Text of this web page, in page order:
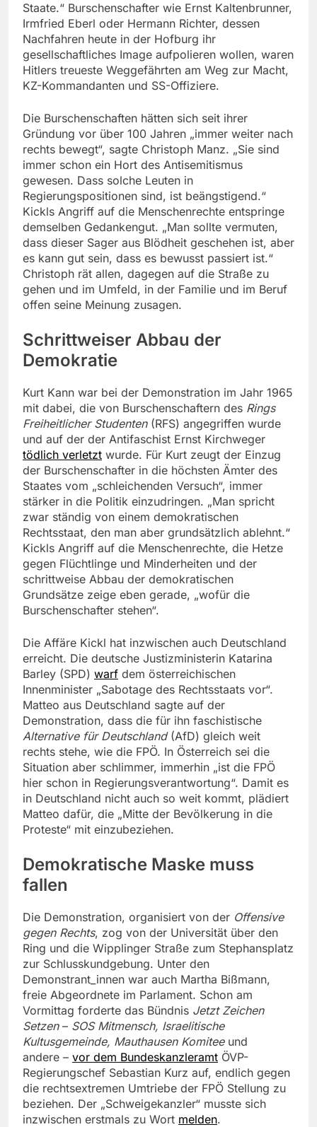
Staate.“ Burschenschafter wie Ernst Kaltenbrunner,
Irmfried Eberl oder Hermann Richter, dessen
Nachfahren heute in der Hofburg ihr
gesellschaftliches Image aufpolieren wollen, waren
Hitlers treueste Weggefährten am Weg zur Macht,
KZ-Kommandanten und SS-Offiziere.
Die Burschenschaften hätten sich seit ihrer
Gründung vor über 100 Jahren „immer weiter nach
rechts bewegt“, sagte Christoph Manz. „Sie sind
immer schon ein Hort des Antisemitismus
gewesen. Dass solche Leuten in
Regierungspositionen sind, ist beängstigend.“
Kickls Angriff auf die Menschenrechte entspringe
demselben Gedankengut. „Man sollte vermuten,
dass dieser Sager aus Blödheit geschehen ist, aber
es kann gut sein, dass es bewusst passiert ist.“
Christoph rät allen, dagegen auf die Straße zu
gehen und im Umfeld, in der Familie und im Beruf
offen seine Meinung zusagen.
Schrittweiser Abbau der
Demokratie
Kurt Kann war bei der Demonstration im Jahr 1965
mit dabei, die von Burschenschaftern des Rings
Freiheitlicher Studenten(RFS) angegriffen wurde
und auf der der Antifaschist Ernst Kirchweger
tödlich verletzt wurde. Für Kurt zeugt der Einzug
der Burschenschafter in die höchsten Ämter des
Staates vom „schleichenden Versuch“, immer
stärker in die Politik einzudringen. „Man spricht
zwar ständig von einem demokratischen
Rechtsstaat, den man aber grundsätzlich ablehnt.“
Kickls Angriff auf die Menschenrechte, die Hetze
gegen Flüchtlinge und Minderheiten und der
schrittweise Abbau der demokratischen
Grundsätze zeige eben gerade, „wofür die
Burschenschafter stehen“.
Die Affäre Kickl hat inzwischen auch Deutschland
erreicht. Die deutsche Justizministerin Katarina
Barley (SPD) warf dem österreichischen
Innenminister „Sabotage des Rechtsstaats vor“.
Matteo aus Deutschland sagte auf der
Demonstration, dass die für ihn faschistische
Alternative für Deutschland(AfD) gleich weit
rechts stehe, wie die FPÖ. In Österreich sei die
Situation aber schlimmer, immerhin „ist die FPÖ
hier schon in Regierungsverantwortung“. Damit es
in Deutschland nicht auch so weit kommt, plädiert
Matteo dafür, die „Mitte der Bevölkerung in die
Proteste“ mit einzubeziehen.
Demokratische Maske muss
fallen
Die Demonstration, organisiert von der Offensive
gegen Rechts, zog von der Universität über den
Ring und die Wipplinger Straße zum Stephansplatz
zur Schlusskundgebung. Unter den
Demonstrant_innen war auch Martha Bißmann,
freie Abgeordnete im Parlament. Schon am
Vormittag forderte das Bündnis Jetzt Zeichen
Setzen– SOS Mitmensch, Israelitische
Kultusgemeinde, Mauthausen Komiteeund
andere – vor dem Bundeskanzleramt ÖVP-
Regierungschef Sebastian Kurz auf, endlich gegen
die rechtsextremen Umtriebe der FPÖ Stellung zu
beziehen. Der „Schweigekanzler“ musste sich
inzwischen erstmals zu Wort melden.